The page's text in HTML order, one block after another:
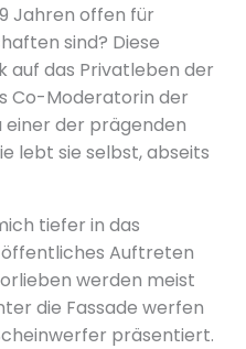
Jahren offen für
sind? Diese
auf das Privatleben der
Co-Moderatorin der
einer der prägenden
lebt sie selbst, abseits
tiefer in das
öffentliches Auftreten
werden meist
die Fassade werfen
präsentiert.